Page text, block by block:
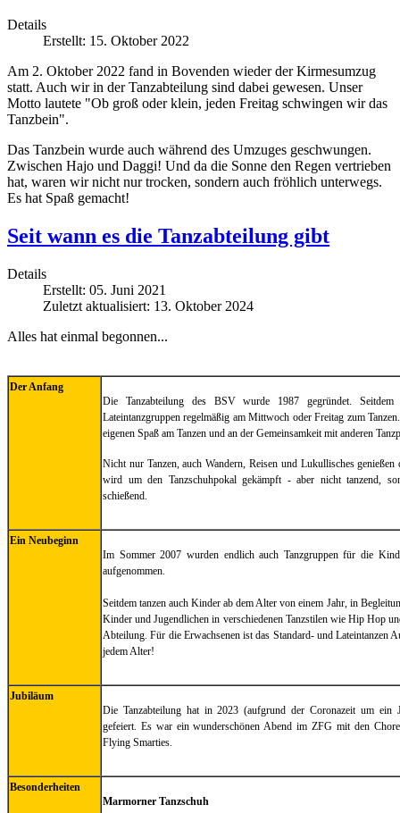
Details
Erstellt: 15. Oktober 2022
Am 2. Oktober 2022 fand in Bovenden wieder der Kirmesumzug
statt. Auch wir in der Tanzabteilung sind dabei gewesen. Unser
Motto lautete "Ob groß oder klein, jeden Freitag schwingen wir das
Tanzbein".
Das Tanzbein wurde auch während des Umzuges geschwungen.
Zwischen Hajo und Daggi! Und da die Sonne den Regen vertrieben
hat, waren wir nicht nur trocken, sondern auch fröhlich unterwegs.
Es hat Spaß gemacht!
Seit wann es die Tanzabteilung gibt
Details
Erstellt: 05. Juni 2021
Zuletzt aktualisiert: 13. Oktober 2024
Alles hat einmal begonnen...
Der Anfang
Die Tanzabteilung des BSV wurde 1987 gegründet.
Lateintanzgruppen regelmäßig am Mittwoch oder Freitag zum
eigenen Spaß am Tanzen und an der Gemeinsamkeit mit anderen
Nicht nur Tanzen, auch Wandern, Reisen und Lukullisches
wird um den Tanzschuhpokal gekämpft - aber nicht tanzend,
schießend.
Ein Neubeginn
Im Sommer 2007 wurden endlich auch Tanzgruppen für die
aufgenommen.
Seitdem tanzen auch Kinder ab dem Alter von einem Jahr, in
Kinder und Jugendlichen in verschiedenen Tanzstilen wie Hip Hop
Abteilung. Für die Erwachsenen ist das Standard- und Lateintanzen
jedem Alter!
Jubiläum
Die Tanzabteilung hat in 2023 (aufgrund der Coronazeit um ein
gefeiert. Es war ein wunderschönen Abend im ZFG mit den
Flying Smarties.
Besonderheiten
Marmorner Tanzschuh